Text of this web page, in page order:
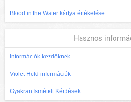
Blood in the Water kártya értékelése
Hasznos
Információk kezdőknek
Violet Hold információk
Gyakran Ismételt Kérdések